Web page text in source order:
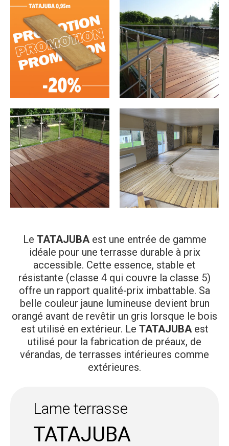
Le TATAJUBAest une entrée de gamme
idéale pour une terrasse durable à prix
accessible. Cette essence, stable et
résistante (classe 4 qui couvre la classe 5)
offre un rapport qualité-prix imbattable. Sa
belle couleur jaune lumineuse devient brun
orangé avant de revêtir un gris lorsque le bois
est utilisé en extérieur. Le TATAJUBAest
utilisé pour la fabrication de préaux, de
vérandas, de terrasses intérieures comme
extérieures.
Lame terrasse
TATAJUBA